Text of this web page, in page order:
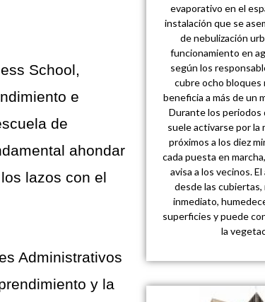
School,
e
de
ahondar
lazos con el
Administrativos
y la
evaporativo en el
instalación que se
de nebulización
funcionamiento en
según los
cubre ocho bloques
beneficia a más de un
Durante los periodos
suele activarse por la
próximos a los diez
cada puesta en
avisa a los vecinos.
desde las cubiertas,
inmediato,
superficies y puede
la